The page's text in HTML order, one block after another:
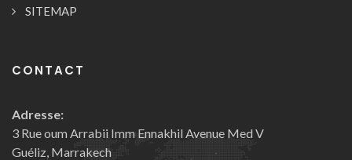
SITEMAP
CONTACT
Adresse:
3 Rue oum Arrabii Imm Ennakhil Avenue Med V
Guéliz, Marrakech